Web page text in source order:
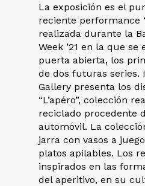
La exposición es el
reciente performance
realizada durante la
Week ’21 en la que se
puerta abierta, los
de dos futuras series.
Gallery presenta los
“L’apéro”, colección
reciclado procedente
automóvil. La
jarra con vasos a
platos apilables. Los
inspirados en las
del aperitivo, en su